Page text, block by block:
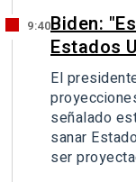
9:40Biden:
Estados
El
señalado
sanar
ser